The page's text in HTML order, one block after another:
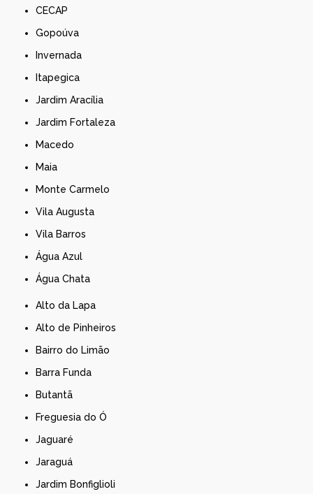
CECAP
Gopoúva
Invernada
Itapegica
Jardim Aracília
Jardim Fortaleza
Macedo
Maia
Monte Carmelo
Vila Augusta
Vila Barros
Água Azul
Água Chata
Alto da Lapa
Alto de Pinheiros
Bairro do Limão
Barra Funda
Butantã
Freguesia do Ó
Jaguaré
Jaraguá
Jardim Bonfiglioli